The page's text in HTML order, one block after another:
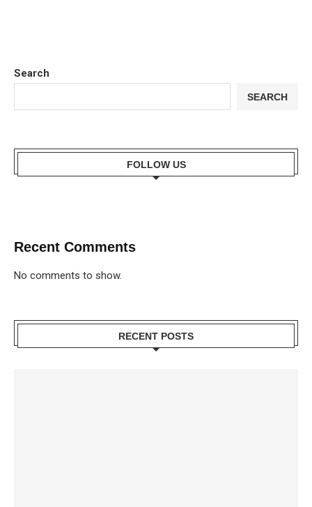
Search
SEARCH
FOLLOW US
Recent Comments
No comments to show.
RECENT POSTS